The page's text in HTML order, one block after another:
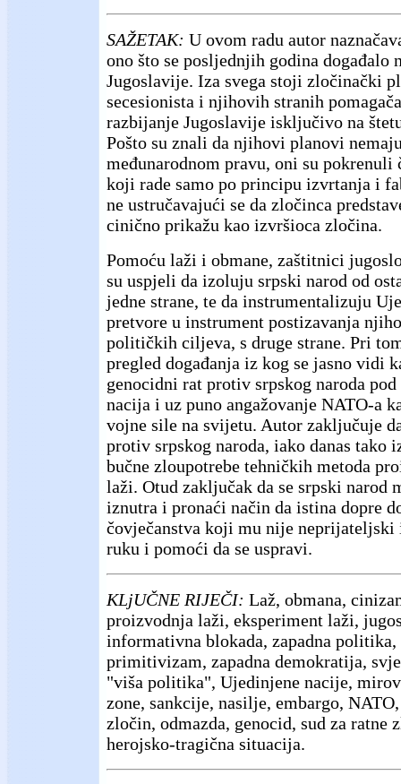
SAŽETAK: U ovom radu autor
ono što se posljednjih godina događalo
Jugoslavije. Iza svega stoji zločinački
secesionista i njihovih stranih
razbijanje Jugoslavije isključivo na
Pošto su znali da njihovi planovi
međunarodnom pravu, oni su
koji rade samo po principu izvrtanja i
ne ustručavajući se da zločinca
cinično prikažu kao izvršioca zločina.
Pomoću laži i obmane, zaštitnici
su uspjeli da izoluju srpski narod od
jedne strane, te da instrumentalizuju
pretvore u instrument postizavanja
političkih ciljeva, s druge strane. Pri
pregled događanja iz kog se jasno vidi
genocidni rat protiv srpskog naroda
nacija i uz puno angažovanje NATO-a
vojne sile na svijetu. Autor zaključuje
protiv srpskog naroda, iako danas tako
bučne zloupotrebe tehničkih metoda
laži. Otud zaključak da se srpski narod
iznutra i pronaći način da istina dopre
čovječanstva koji mu nije
ruku i pomoći da se uspravi.
KLjUČNE RIJEČI: Laž, obmana,
proizvodnja laži, eksperiment laži,
informativna blokada, zapadna
primitivizam, zapadna demokratija,
"viša politika", Ujedinjene nacije,
zone, sankcije, nasilje, embargo,
zločin, odmazda, genocid, sud za
herojsko-tragična situacija.